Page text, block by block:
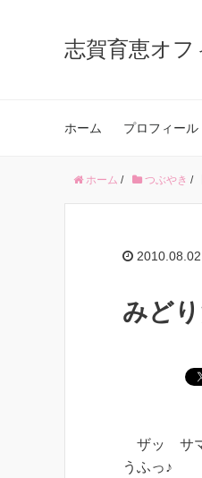
志賀育恵オフ
ホーム プロフィール
ホーム / つぶやき /
2010.08.02
みど
ザッ サマ
うふっ♪